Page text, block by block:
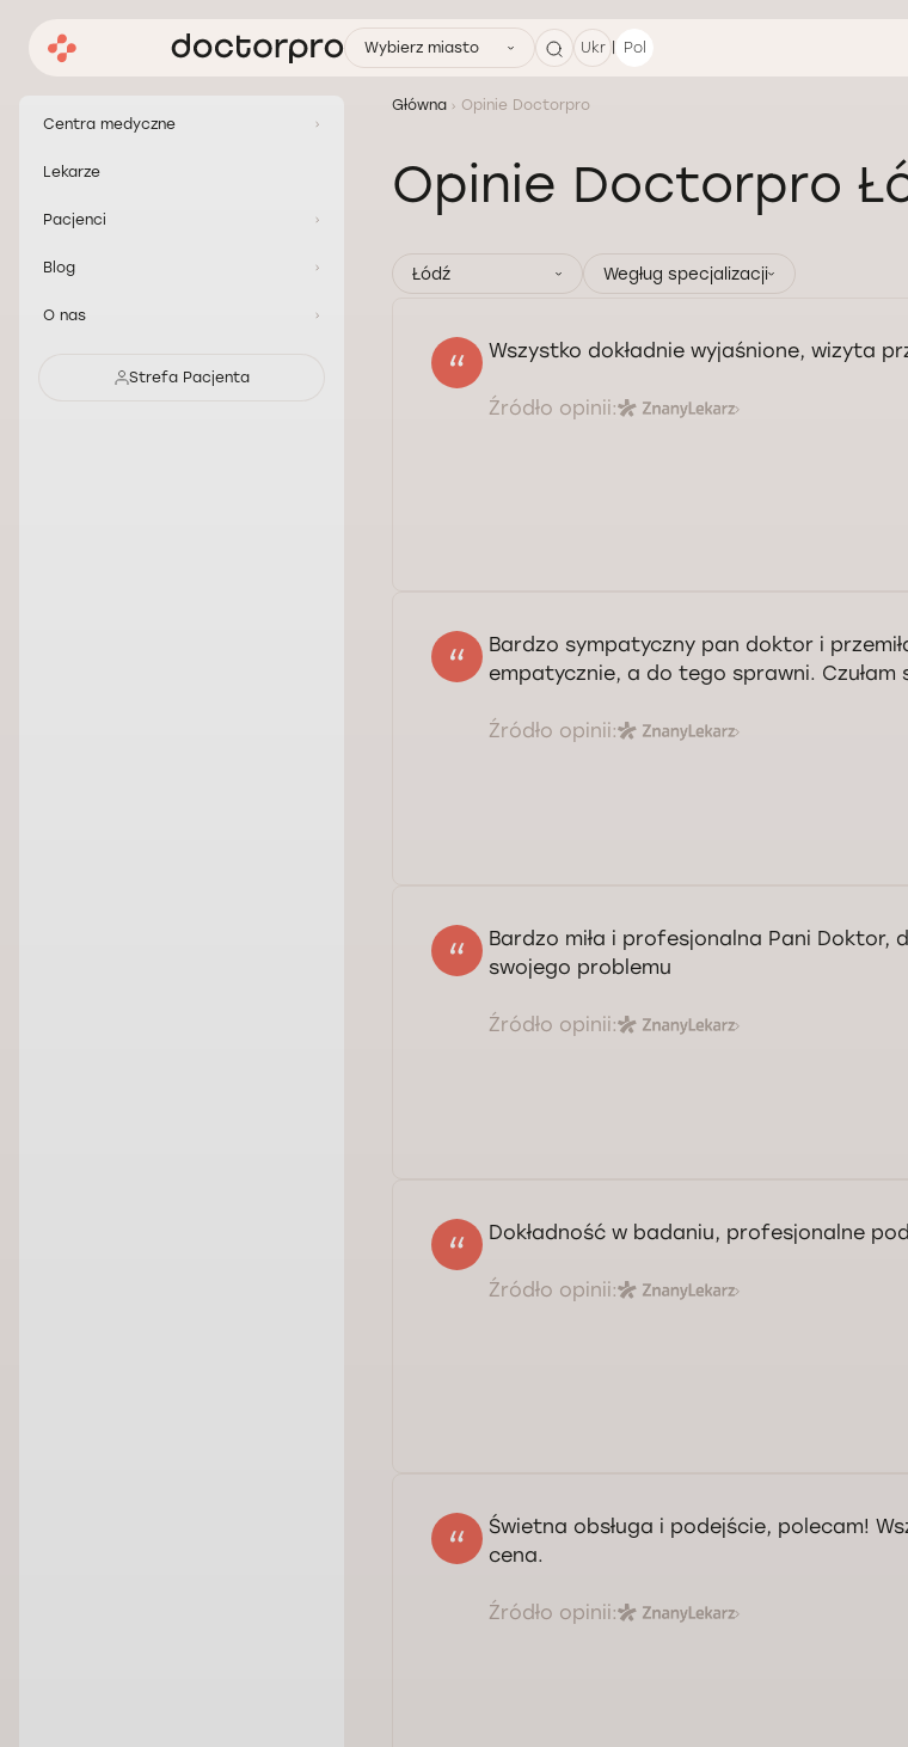
Wybierz miasto Ukr | Pol
Centra medyczne
Lekarze
Pacjenci
Blog
O nas
Strefa Pacjenta
Główna Opinie Doctorpro
Opinie Doctorpro
Łódź Wegług specjalizacji
Wszystko dokładnie wyjaśnione, wizyta
Źródło opinii:
Bardzo sympatyczny pan doktor i
empatycznie, a do tego sprawni. Czułam
Źródło opinii:
Bardzo miła i profesjonalna Pani Doktor,
swojego problemu
Źródło opinii:
Dokładność w badaniu, profesjonalne
Źródło opinii:
Świetna obsługa i podejście, polecam!
cena.
Źródło opinii: